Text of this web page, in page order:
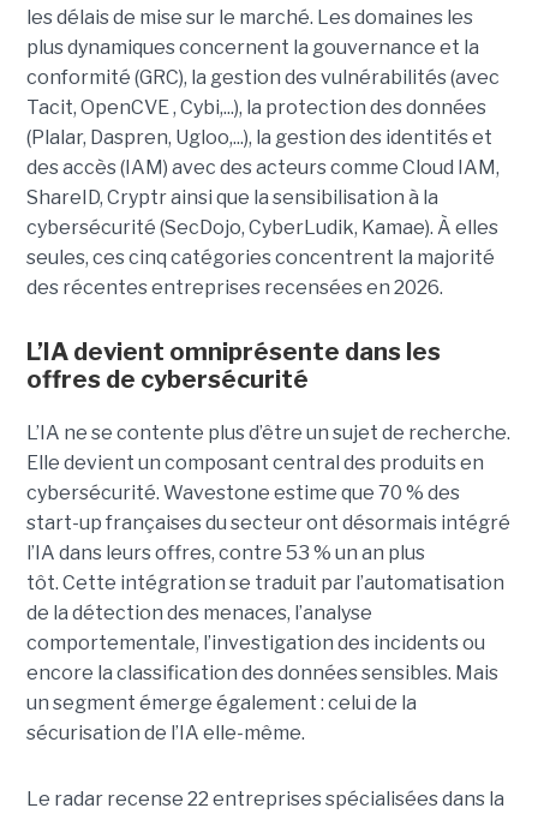
les délais de mise sur le marché. Les domaines les
plus dynamiques concernent la gouvernance et la
conformité (GRC), la gestion des vulnérabilités (avec
Tacit, OpenCVE , Cybi,...), la protection des données
(Plalar, Daspren, Ugloo,...), la gestion des identités et
des accès (IAM) avec des acteurs comme Cloud IAM,
ShareID, Cryptr ainsi que la sensibilisation à la
cybersécurité (SecDojo, CyberLudik, Kamae). À elles
seules, ces cinq catégories concentrent la majorité
des récentes entreprises recensées en 2026.
L’IA devient omniprésente dans les
offres de cybersécurité
L’IA ne se contente plus d’être un sujet de recherche.
Elle devient un composant central des produits en
cybersécurité. Wavestone estime que 70 % des
start-up françaises du secteur ont désormais intégré
l’IA dans leurs offres, contre 53 % un an plus
tôt. Cette intégration se traduit par l’automatisation
de la détection des menaces, l’analyse
comportementale, l’investigation des incidents ou
encore la classification des données sensibles. Mais
un segment émerge également : celui de la
sécurisation de l’IA elle-même.
Le radar recense 22 entreprises spécialisées dans la